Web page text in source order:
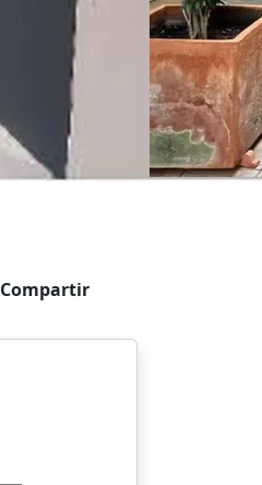
Compartir